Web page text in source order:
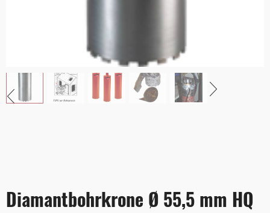
Diamantbohrkrone Ø 55,5 mm HQ